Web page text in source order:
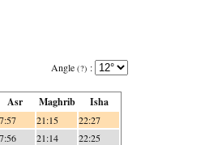
Angle (?) :
Asr Maghrib Isha
21:15 22:27
21:14 22:25